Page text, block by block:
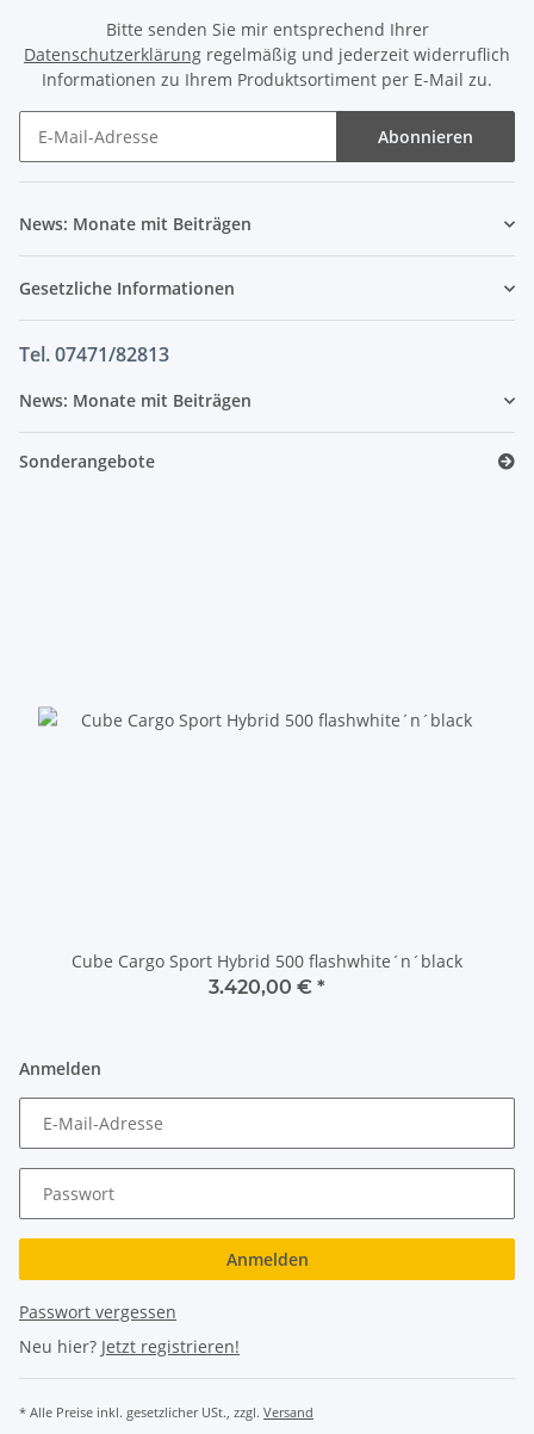
Bitte senden Sie mir entsprechend Ihrer
Datenschutzerklärung regelmäßig und jederzeit widerruflich
Informationen zu Ihrem Produktsortiment per E-Mail zu.
Abonnieren
News: Monate mit Beiträgen
Gesetzliche Informationen
Tel. 07471/82813
News: Monate mit Beiträgen
Sonderangebote
Cube Cargo Sport Hybrid 500 flashwhite´n´black
3.420,00 € *
Anmelden
E-Mail-Adresse
Passwort
Anmelden
Passwort vergessen
Neu hier? Jetzt registrieren!
* Alle Preise inkl. gesetzlicher USt., zzgl. Versand